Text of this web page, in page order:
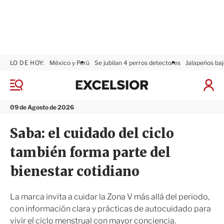
M
n
09 de Agosto de 2026
LO DE HOY: México y Perú Se jubilan 4 perros detectores Jalapeños
I
n
x
s
i
r
Saba: el cuidado del ciclo
también forma parte del
bienestar cotidiano
La marca invita a cuidar la Zona V más allá del periodo,
con información clara y prácticas de autocuidado para
vivir el ciclo menstrual con mayor conciencia.